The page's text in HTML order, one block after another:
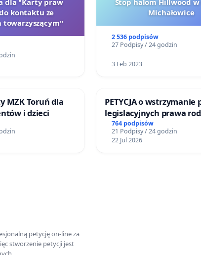
kontaktu ze
towarzyszącym"
Michałowice
2 536 podpisów
27 Podpisy / 24 godzin
3 Feb 2023
MZK Toruń dla
i dzieci
PETYCJA o wstrzymanie
legislacyjnych prawa
narażających ofiary
764 podpisów
21 Podpisy / 24 godzin
22 Jul 2026
petycję on-line za
stworzenie petycji jest